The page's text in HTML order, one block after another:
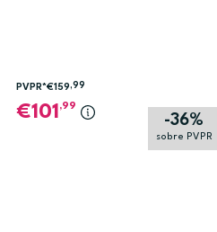
-36%
sobre PVPR
PVPR*€159,99
101 ,99